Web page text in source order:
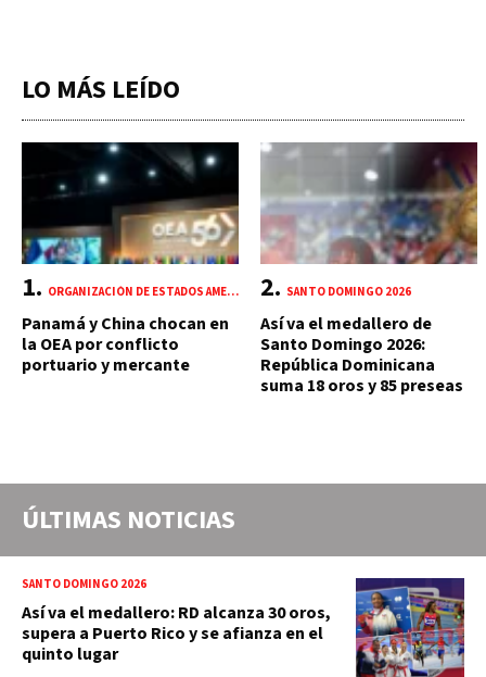
LO MÁS LEÍDO
ORGANIZACIÓN DE ESTADOS AMERICANOS (OEA)
Panamá y China chocan en
la OEA por conflicto
portuario y mercante
SANTO DOMINGO 2026
Así va el medallero de
Santo Domingo 2026:
República Dominicana
suma 18 oros y 85 preseas
ÚLTIMAS NOTICIAS
SANTO DOMINGO 2026
Así va el medallero: RD alcanza 30 oros,
supera a Puerto Rico y se afianza en el
quinto lugar